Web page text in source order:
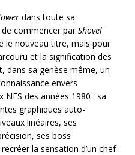
dans toute sa
commencer parShovel
le nouveau titre, mais pour
et la signification des
dans sa genèse même, un
envers
NES des années 1980 : sa
graphiques auto-
linéaires, ses
ses boss
la sensation d’un chef-